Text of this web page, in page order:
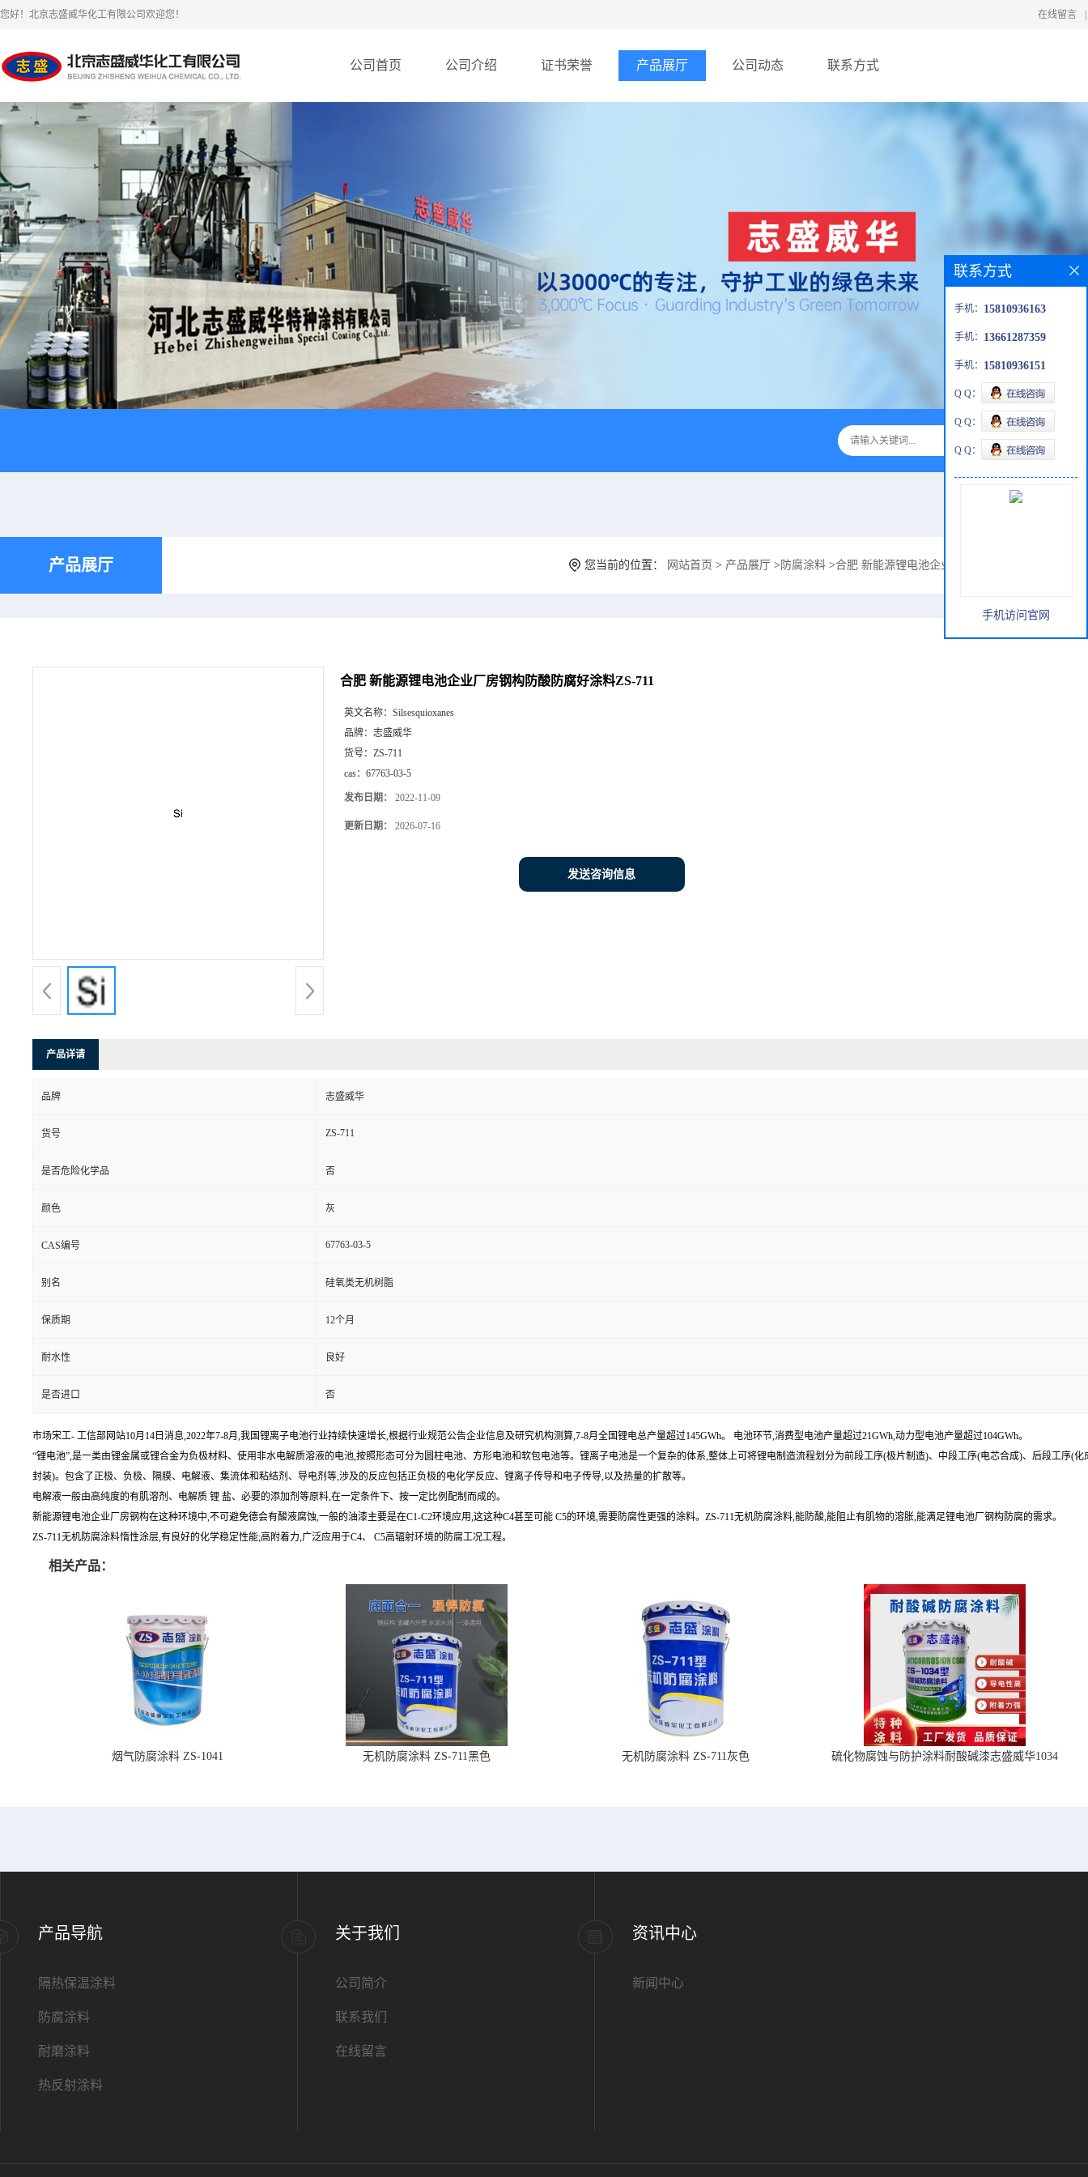
您好！北京志盛威华化工有限公司欢迎您！ 在线留言
公司首页 公司介绍 证书荣誉 产品展厅 公司动态 联系方式
产品展厅 您当前的位置： 网站首页 > 产品展厅 > 防腐涂料 >合肥 新能源锂电池企业厂房钢构防酸防腐好涂料
合肥 新能源锂电池企业厂房钢构防酸防腐好涂料ZS-711
英文名称： Silsesquioxanes
品牌： 志盛威华
货号： ZS-711
cas： 67763-03-5
发布日期： 2022-11-09
更新日期： 2026-07-16
发送咨询信息
产品详请
品牌 志盛威华
货号 ZS-711
是否危险化学品 否
颜色 灰
CAS编号 67763-03-5
别名 硅氧类无机树脂
保质期 12个月
耐水性 良好
是否进口 否
市场宋工- 工信部网站10月14日消息,2022年7-8月,我国锂离子电池行业持续快速增长,根据行业规范公告企业信息及研究机构测算,7-8月全国锂电总产量超过145GWh。 电池环节,消费型电池产量超过21GWh,动力型电池产量超过104GWh。
“锂电池”,是一类由锂金属或锂合金为负极材料、使用非水电解质溶液的电池,按照形态可分为圆柱电池、方形电池和软包电池等。锂离子电池是一个复杂的体系,整体上可将锂电制造流程划分为前段工序(极片制造)、中段工序(电芯合成)、后段工序(化
封装)。包含了正极、负极、隔膜、电解液、集流体和粘结剂、导电剂等,涉及的反应包括正负极的电化学反应、锂离子传导和电子传导,以及热量的扩散等。
电解液一般由高纯度的有肌溶剂、电解质 锂 盐、必要的添加剂等原料,在一定条件下、按一定比例配制而成的。
新能源锂电池企业厂房钢构在这种环境中,不可避免德会有酸液腐蚀,一般的油漆主要是在C1-C2环境应用,这这种C4甚至可能 C5的环境,需要防腐性更强的涂料。ZS-711无机防腐涂料,能防酸,能阻止有肌物的溶胀,能满足锂电池厂钢构防腐的需求。
ZS-711无机防腐涂料惰性涂层,有良好的化学稳定性能;高附着力,广泛应用于C4、 C5高辐射环境的防腐工况工程。
相关产品：
烟气防腐涂料 ZS-1041 无机防腐涂料 ZS-711黑色 无机防腐涂料 ZS-711灰色 硫化物腐蚀与防护涂料耐酸碱漆志盛威华1034
联系方式
手机： 15810936163
手机： 13661287359
手机： 15810936151
Q Q：
Q Q：
Q Q：
手机访问官网
产品导航
隔热保温涂料
防腐涂料
耐磨涂料
热反射涂料
关于我们
公司简介
联系我们
在线留言
资讯中心
新闻中心